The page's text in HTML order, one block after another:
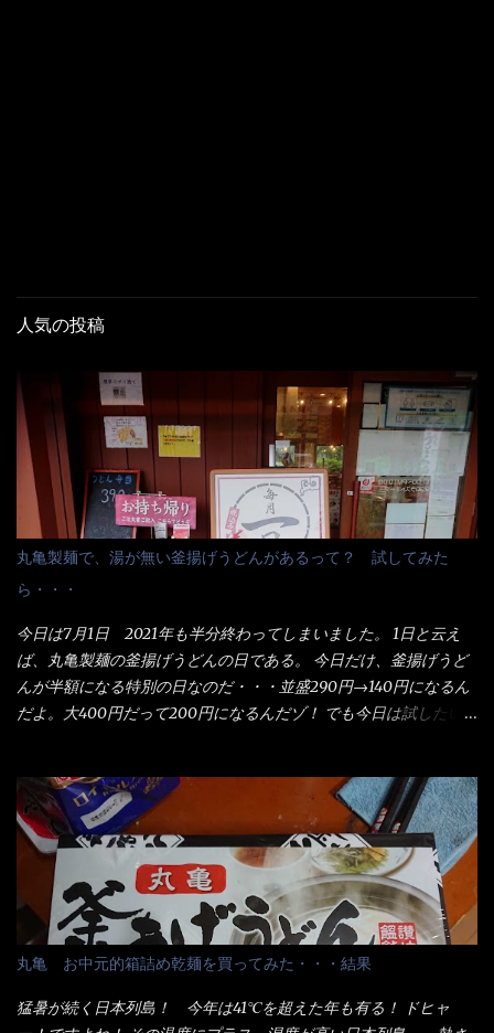
人気の投稿
丸亀製麺で、湯が無い釜揚げうどんがあるって？ 試してみた
ら・・・
今日は7月1日 2021年も半分終わってしまいました。 1日と云え
ば、丸亀製麺の釜揚げうどんの日である。 今日だけ、釜揚げうど
んが半額になる特別の日なのだ・・・並盛290円→140円になるん
だよ。大400円だって200円になるんだゾ！ でも今日は試したい
でる～ でもコレって食べきるまで湯に浸かっているわけで、最
初と最後では麺の固さというかコシが違う！ だったら湯なんか要
らないじゃん！ 茹で上げ直後の麺だけいいよ！となるでしょ
う。 事前にググって調べたら、やっぱり＜湯無し＞注文は、裏注
文方法としてあるらしい。 それと店員によっては、理解出来ない
者も居るらしい云う事。 そこでランチ混雑前に、行くのが店への
配慮でもある。 11:20 店内に入り・・・『釜揚げうどん得を湯ナ
シで！』と注文したら、近場にいたオッサン店員はキョトンとし
た顔『湯なし？』（これだ全く理解していないな） すると茹で方
丸亀 お中元的箱詰め乾麺を買ってみた・・・結果
猛暑が続く日本列島！ 今年は41℃を超えた年も有る！ ドヒャ